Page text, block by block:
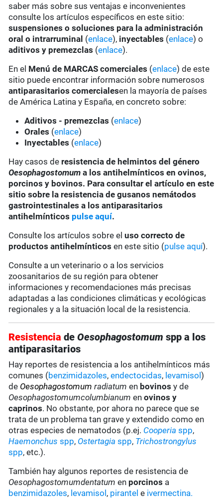
saber más sobre sus ventajas e inconvenientes
consulte los artículos específicos en este sitio:
suspensiones o soluciones para la administración
oral o intrarruminal (enlace), inyectables (enlace) o
aditivos y premezclas (enlace).
En el Menú de MARCAS comerciales (enlace) de este
sitio puede encontrar información sobre numerosos
antiparasitarios comercialesen la mayoría de países
de América Latina y España, en concreto sobre:
Aditivos - premezclas (enlace)
Orales (enlace)
Inyectables (enlace)
Hay casos de resistencia de helmintos del género
Oesophagostomum a los antihelmínticos en ovinos,
porcinos y bovinos. Para consultar el artículo en este
sitio sobre la resistencia de gusanos nemátodos
gastrointestinales a los antiparasitarios
antihelmínticos pulse aquí.
Consulte los artículos sobre eluso correcto de
productos antihelmínticos en este sitio (pulse aquí).
Consulte a un veterinario o a los servicios
zoosanitarios de su región para obtener
informaciones y recomendaciones más precisas
adaptadas a las condiciones climáticas y ecológicas
regionales y a la situación local de la resistencia.
Resistencia deOesophagostomum spp a los
antiparasitarios
Hay reportes de resistencia a los antihelmínticos más
comunes (benzimidazoles,endectocidas, levamisol)
de Oesophagostomum radiatum en bovinos y de
Oesophagostomumcolumbianum enovinos y
caprinos. No obstante, por ahora no parece que se
trata de un problema tan grave y extendido como en
otras especies de nematodos (p.ej. Cooperia spp,
Haemonchus spp, Ostertagia spp, Trichostrongylus
spp, etc.).
También hay algunos reportes de resistencia de
Oesophagostomumdentatumen porcinos a
benzimidazoles, levamisol , pirantel e ivermectina.